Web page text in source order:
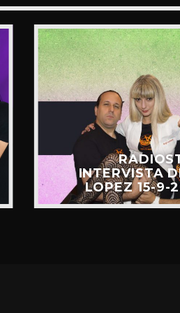
INTERVISTA
LOPEZ 15-9-